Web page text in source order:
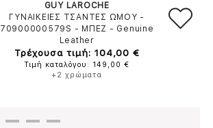
GUY LAROCHE
ΓΥΝΑΙΚΕΙΕΣ ΤΣΑΝΤΕΣ ΩΜΟΥ -
70900000579S - ΜΠΕΖ - Genuine
Leather
Τρέχουσα τιμή: 104,00 €
Τιμή καταλόγου: 149,00 €
+2 χρώματα